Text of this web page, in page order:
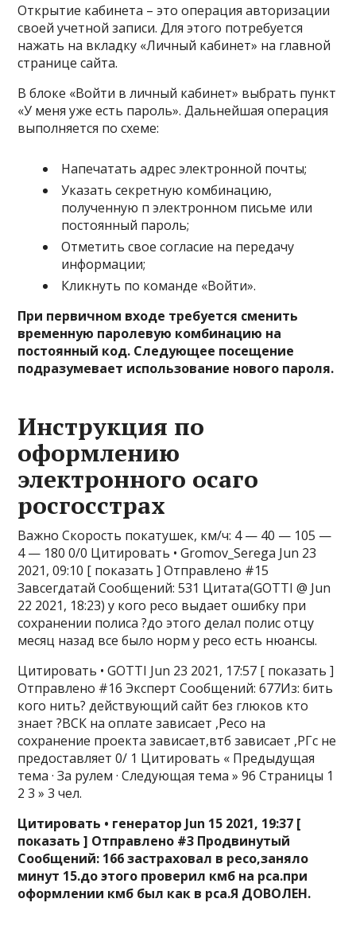
Открытие кабинета – это операция авторизации
своей учетной записи. Для этого потребуется
нажать на вкладку «Личный кабинет» на главной
странице сайта.
В блоке «Войти в личный кабинет» выбрать пункт
«У меня уже есть пароль». Дальнейшая операция
выполняется по схеме:
Напечатать адрес электронной почты;
Указать секретную комбинацию,
полученную п электронном письме или
постоянный пароль;
Отметить свое согласие на передачу
информации;
Кликнуть по команде «Войти».
При первичном входе требуется сменить
временную паролевую комбинацию на
постоянный код. Следующее посещение
подразумевает использование нового пароля.
Инструкция по
оформлению
электронного осаго
росгосстрах
Важно Скорость покатушек, км/ч: 4 — 40 — 105 —
4 — 180 0/0 Цитировать • Gromov_Serega Jun 23
2021, 09:10 [ показать ] Отправлено #15
Завсегдатай Сообщений: 531 Цитата(GOTTI @ Jun
22 2021, 18:23) у кого ресо выдает ошибку при
сохранении полиса ?до этого делал полис отцу
месяц назад все было норм у ресо есть нюансы.
Цитировать • GOTTI Jun 23 2021, 17:57 [ показать ]
Отправлено #16 Эксперт Сообщений: 677Из: бить
кого нить? действующий сайт без глюков кто
знает ?ВСК на оплате зависает ,Ресо на
сохранение проекта зависает,втб зависает ,РГс не
предоставляет 0/ 1 Цитировать « Предыдущая
тема · За рулем · Следующая тема » 96 Страницы 1
2 3 » 3 чел.
Цитировать • генератор Jun 15 2021, 19:37 [
показать ] Отправлено #3 Продвинутый
Сообщений: 166 застраховал в ресо,заняло
минут 15.до этого проверил кмб на рса.при
оформлении кмб был как в рса.Я ДОВОЛЕН.